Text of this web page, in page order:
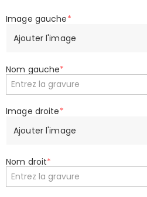
Image gauche*
Ajouter l'image
Nom gauche*
Image droite*
Ajouter l'image
Nom droit*